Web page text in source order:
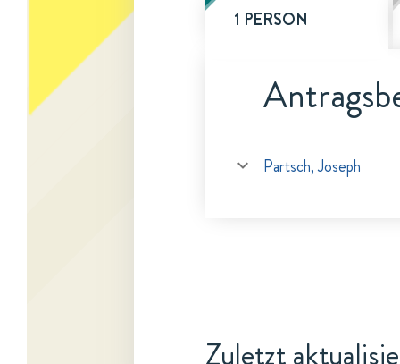
1 PERSON
Partsch, Joseph
Zuletzt